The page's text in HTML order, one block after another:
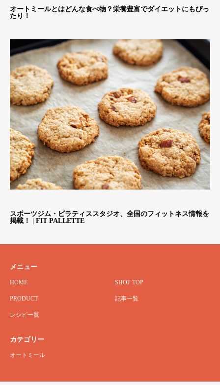
オートミールとはどんな食べ物？栄養豊富でダイエットにもぴっ
たり！
スポーツジム・ピラティススタジオ、全国のフィットネス情報を
掲載！ | FIT PALLETTE
メニュー
HOME SHOP TOP
PRODUCT 記事一覧
レシピ一覧
カテゴリー
オートミール